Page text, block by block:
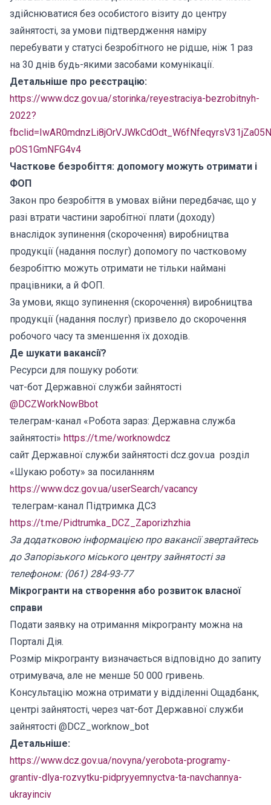
здійснюватися без особистого візиту до центру
зайнятості, за умови підтвердження наміру
перебувати у статусі безробітного не рідше, ніж 1 раз
на 30 днів будь-якими засобами комунікації.
Детальніше про реєстрацію:
https://www.dcz.gov.ua/storinka/reyestraciya-bezrobitnyh-
2022?
pOS1GmNFG4v4
Часткове безробіття: допомогу можуть отримати і
ФОП
Закон про безробіття в умовах війни передбачає, що у
разі втрати частини заробітної плати (доходу)
внаслідок зупинення (скорочення) виробництва
продукції (надання послуг) допомогу по частковому
безробіттю можуть отримати не тільки наймані
працівники, а й ФОП.
За умови, якщо зупинення (скорочення) виробництва
продукції (надання послуг) призвело до скорочення
робочого часу та зменшення їх доходів.
Де шукати вакансії?
Ресурси для пошуку роботи:
чат-бот Державної служби зайнятості
@DCZWorkNowBbot
телеграм-канал «Робота зараз: Державна служба
зайнятості» https://t.me/worknowdcz
сайт Державної служби зайнятості dcz.gov.ua розділ
«Шукаю роботу» за посиланням
https://www.dcz.gov.ua/userSearch/vacancy
телеграм-канал Підтримка ДСЗ
https://t.me/Pidtrumka_DCZ_Zaporizhzhia
За додатковою інформацією про вакансії звертайтесь
до Запорізького міського центру зайнятості за
телефоном: (061) 284-93-77
Мікрогранти на створення або розвиток власної
справи
Подати заявку на отримання мікрогранту можна на
Порталі Дія.
Розмір мікрогранту визначається відповідно до запиту
отримувача, але не менше 50 000 гривень.
Консультацію можна отримати у відділенні Ощадбанк,
центрі зайнятості, через чат-бот Державної служби
зайнятості @DCZ_worknow_bot
Детальніше:
https://www.dcz.gov.ua/novyna/yerobota-programy-
grantiv-dlya-rozvytku-pidpryyemnyctva-ta-navchannya-
ukrayinciv